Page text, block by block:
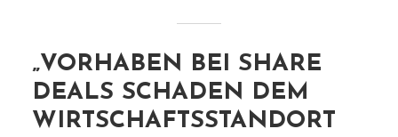
„VORHABEN BEI SHARE
DEALS SCHADEN DEM
WIRTSCHAFTSSTANDORT